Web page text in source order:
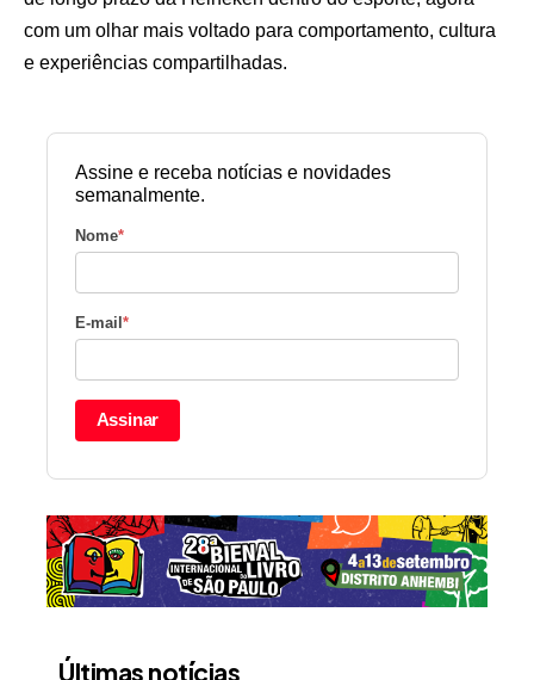
com um olhar mais voltado para comportamento, cultura
e experiências compartilhadas.
Assine e receba notícias e novidades
semanalmente.
Nome*
E-mail *
Assinar
Últimas notícias